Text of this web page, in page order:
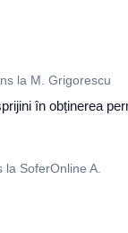
la M. Grigorescu
în obținerea
la SoferOnline A.